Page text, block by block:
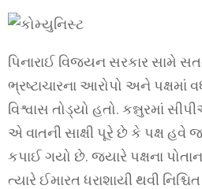
પિનારાઈ વિજયન સરકાર સામે
ભ્રષ્ટાચારના આરોપો અને પક્ષમાં
વિશ્વાસ તોડ્યો હતો. કન્નુરમાં
એ વાતની સાક્ષી પૂરે છે કે પક્ષ હવે
કપાઈ ગયો છે. જ્યારે પક્ષના
ત્યારે ઈમારત ધરાશાયી થવી